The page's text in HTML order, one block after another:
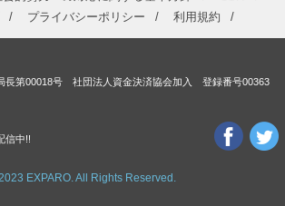
プライバシーポリシー 利用規約
長第00018号 社団法人資金決済協会加入 登録番号00363
信中!!
EXPARO. All Rights Reserved.